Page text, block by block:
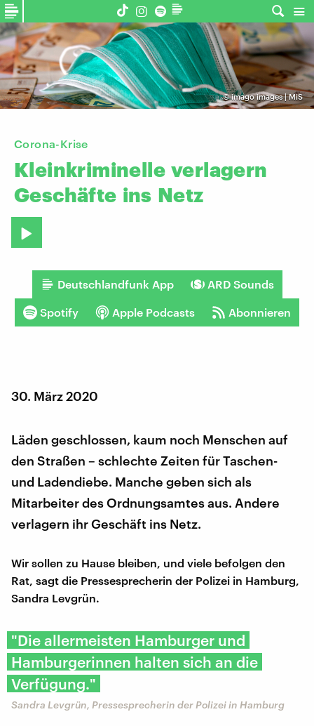
©imago images | MiS
Corona-Krise
Kleinkriminelle verlagern
Geschäfte ins Netz
Deutschlandfunk App ARD Sounds
Spotify Apple Podcasts Abonnieren
30. März 2020
Läden geschlossen, kaum noch Menschen auf
den Straßen – schlechte Zeiten für Taschen-
und Ladendiebe. Manche geben sich als
Mitarbeiter des Ordnungsamtes aus. Andere
verlagern ihr Geschäft ins Netz.
Wir sollen zu Hause bleiben, und viele befolgen den
Rat, sagt die Pressesprecherin der Polizei in Hamburg,
Sandra Levgrün.
"Die allermeisten Hamburger und
Hamburgerinnen halten sich an die
Verfügung."
Sandra Levgrün, Pressesprecherin der Polizei in Hamburg